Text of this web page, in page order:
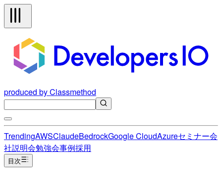
produced by Classmethod
TrendingAWSClaudeBedrockGoogle CloudAzureセミナー会
社説明会勉強会事例採用
目次